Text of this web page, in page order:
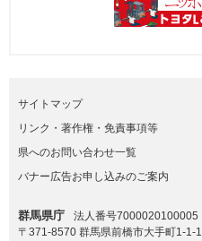
サイトマップ
リンク・著作権・免責事項等
県へのお問い合わせ一覧
バナー広告お申し込みのご案内
群馬県庁
法人番号7000020100005
〒371-8570 群馬県前橋市大手町1-1-1